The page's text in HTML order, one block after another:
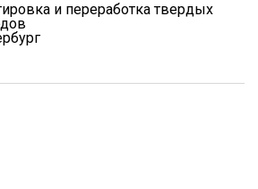
и переработка твердых